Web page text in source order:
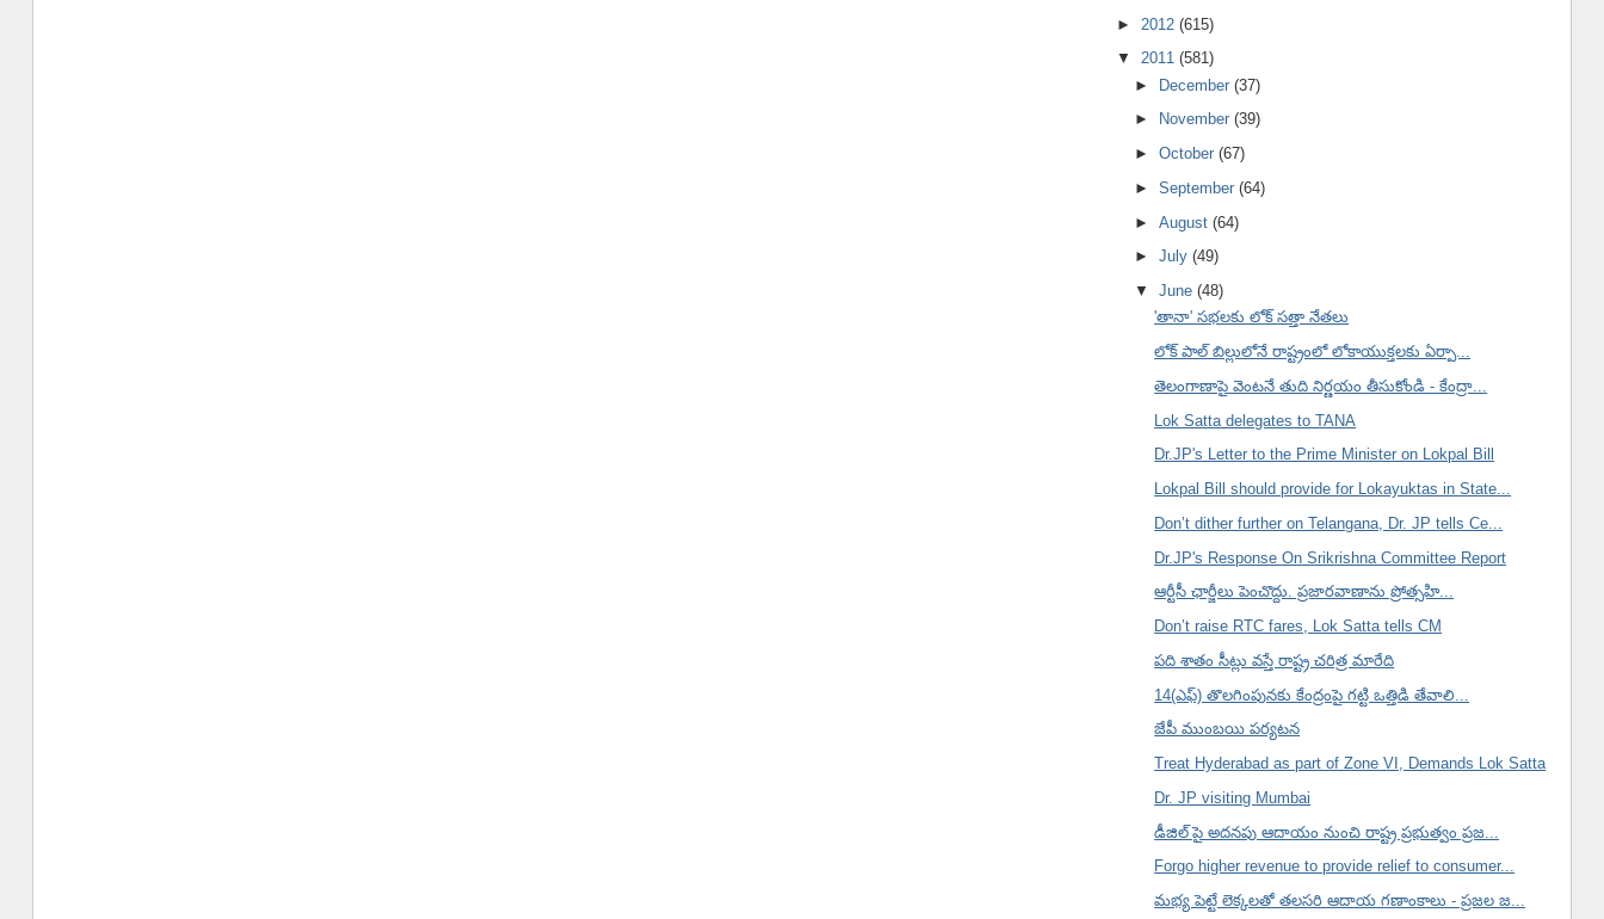
► 2012 (615)
▼ 2011 (581)
► December(37)
►
November(39)
►October(67)
►September(64)
►August(64)
►July(49)
▼June(48)
'తానా' సభలకు లోక్ సత్తా నేతలు
లోక్ పాల్ బిల్లులోనే రాష్ట్రంలో లోకాయుక్తలకు ఏర్పా...
తెలంగాణాపై వెంటనే తుది నిర్ణయం తీసుకోండి - కేంద్రా...
Lok Satta delegates to TANA
Dr.JP's Letter to the Prime Minister on Lokpal Bill
Lokpal Bill should provide for Lokayuktas in State...
Don’t dither further on Telangana, Dr. JP tells Ce...
Dr.JP's Response On Srikrishna Committee Report
ఆర్టీసీ ఛార్జీలు పెంచొద్దు. ప్రజారవాణాను ప్రోత్సహి...
Don’t raise RTC fares, Lok Satta tells CM
పది శాతం సీట్లు వస్తే రాష్ట్ర చరిత్ర మారేది
14(ఎఫ్) తొలగింపునకు కేంద్రంపై గట్టి ఒత్తిడి తేవాలి...
జేపీ ముంబయి పర్యటన
Treat Hyderabad as part of Zone VI, Demands Lok Satta
Dr. JP visiting Mumbai
డీజిల్ పై అదనపు ఆదాయం నుంచి రాష్ట్ర ప్రభుత్వం ప్రజ...
Forgo higher revenue to provide relief to consumer...
మభ్య పెట్టే లెక్కలతో తలసరి ఆదాయ గణాంకాలు - ప్రజల జ...